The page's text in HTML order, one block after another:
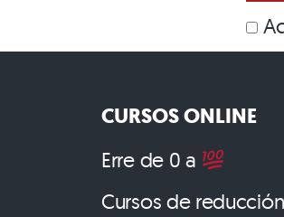
CURSOS ONLINE
Erre de 0 a
Cursos de